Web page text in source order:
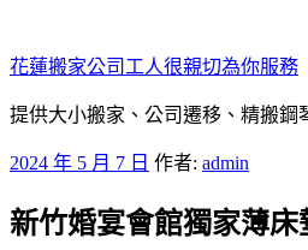
至
主
要
容
花蓮搬家公司工人很親切為你服務
提供大小搬家、公司遷移、精搬鋼
發
於
2024 年 5 月 7 日 作者: admin
新竹婚宴會館獨家薄